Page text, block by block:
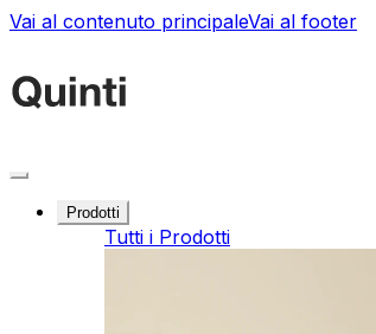
Vai al contenuto principaleVai al footer
Prodotti
Tutti i Prodotti